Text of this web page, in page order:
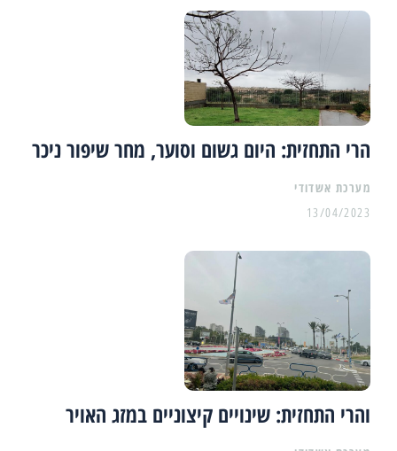
הרי התחזית: היום גשום וסוער, מחר שיפור ניכר
מערכת אשדודי
13/04/2023
והרי התחזית: שינויים קיצוניים במזג האויר